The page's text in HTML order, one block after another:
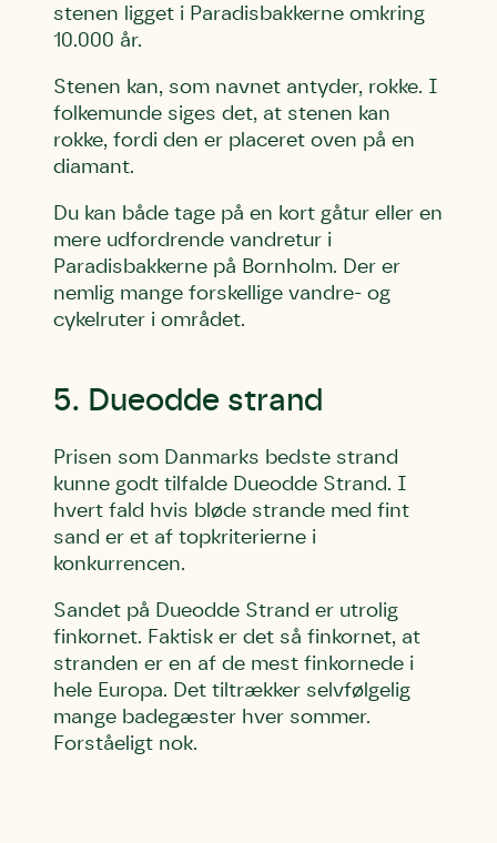
stenen ligget i Paradisbakkerne omkring
10.000 år.
Stenen kan, som navnet antyder, rokke. I
folkemunde siges det, at stenen kan
rokke, fordi den er placeret oven på en
diamant.
Du kan både tage på en kort gåtur eller en
mere udfordrende vandretur i
Paradisbakkerne på Bornholm. Der er
nemlig mange forskellige vandre- og
cykelruter i området.
5. Dueodde strand
Prisen som Danmarks bedste strand
kunne godt tilfalde Dueodde Strand. I
hvert fald hvis bløde strande med fint
sand er et af topkriterierne i
konkurrencen.
Sandet på Dueodde Strand er utrolig
finkornet. Faktisk er det så finkornet, at
stranden er en af de mest finkornede i
hele Europa. Det tiltrækker selvfølgelig
mange badegæster hver sommer.
Forståeligt nok.
Skriv under (hjørring)
Efternavn
Telefon
Danmarks Naturfredningsforening må gerne kontakte
Sund Limfjord
Efternavn
Telefon
Danmarks Naturfredningsforening må gerne kontakte
Storken tilbage til Kolding
Efternavn
Telefon
Danmarks Naturfredningsforening må gerne kontakte